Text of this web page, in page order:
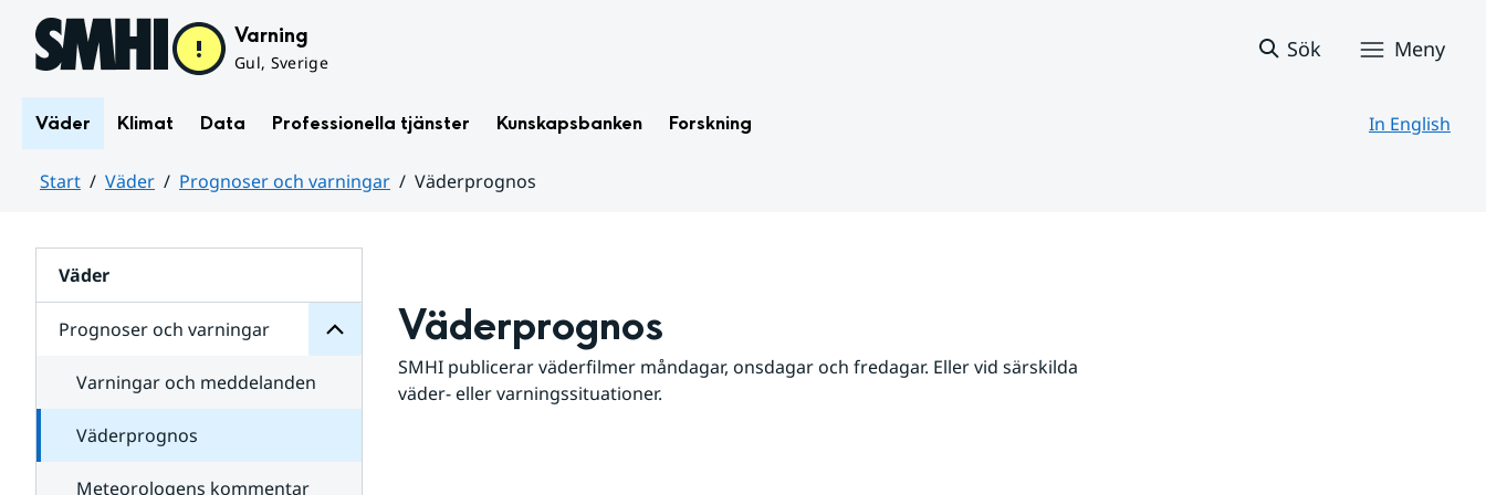
Hoppa till sidans innehåll Varning
Gul, Sverige
Sök Meny
Väder Klimat Data Professionella tjänster Kunskapsbanken Forskning In English
Start Väder Prognoser och varningar
Väderprognos
Väder
Prognoser och varningar
för
varningar
Varningar och meddelanden
Väderprognos
Meteorologens kommentar
Väderprognos
SMHI publicerar väderfilmer måndagar, onsdagar och fredagar. Eller vid särskilda
väder- eller varningssituationer.